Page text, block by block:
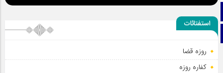
تلگرام
استفتائات
روزه قضا
کفاره روزه